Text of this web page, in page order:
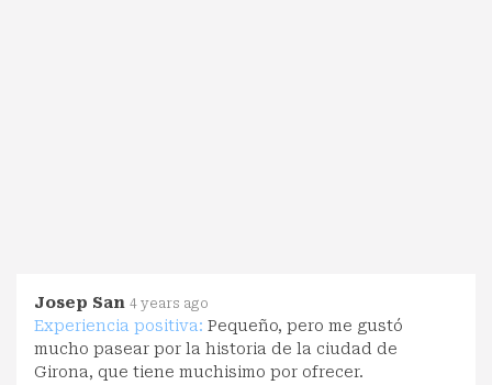
Josep San 4 years ago
Experiencia positiva: Pequeño, pero me gustó
mucho pasear por la historia de la ciudad de
Girona, que tiene muchisimo por ofrecer.